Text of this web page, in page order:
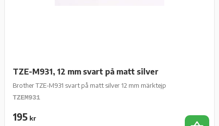
TZE-M931, 12 mm svart på matt silver
Brother TZE-M931 svart på matt silver 12 mm märktejp
TZEM931
195 kr